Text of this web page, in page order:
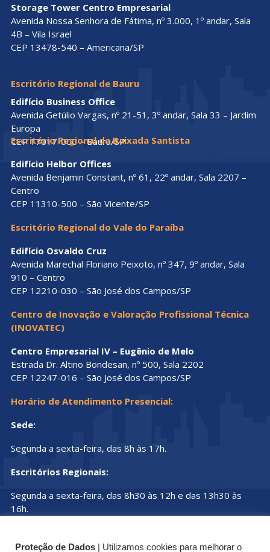
Storage Tower Centro Empresarial
Avenida Nossa Senhora de Fátima, nº 3.000, 1º andar, Sala
4B – Vila Israel
CEP 13478-540 – Americana/SP
Escritório Regional de Bauru
Edifício Business Office
Avenida Getúlio Vargas, nº 21-51, 3º andar, Sala 33 – Jardim
Europa
CEP 17017-000 – Bauru/SP
Escritório Regional da Baixada Santista
Edifício Helbor Offices
Avenida Benjamin Constant, nº 61, 22º andar, Sala 2207 –
Centro
CEP 11310-500 – São Vicente/SP
Escritório Regional do Vale do Paraíba
Edifício Osvaldo Cruz
Avenida Marechal Floriano Peixoto, nº 347, 9º andar, Sala
910 – Centro
CEP 12210-030 – São José dos Campos/SP
Centro de Inovação e Valoração Profissional Técnica
(INOVATEC)
Centro Empresarial IV – Eugênio de Melo
Estrada Dr. Altino Bondesan, nº 500, Sala 2202
CEP 12247-016 – São José dos Campos/SP
Horário de Atendimento Presencial:
Sede:
Segunda a sexta-feira, das 8h às 17h.
Escritórios Regionais:
Segunda a sexta-feira, das 8h30 às 12h e das 13h30 às
16h.
Proteção de Dados | Utilizamos cookies para melhorar o